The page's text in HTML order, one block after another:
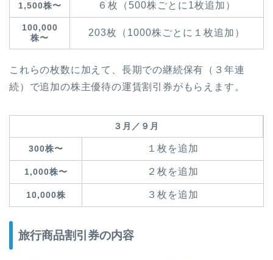
1,500株〜 ６枚（500株ごとに1枚追加）
100,000
株〜
203枚（1000株ごとに１枚追加）
これらの枚数に加えて、長期での継続保有（３年連
続）で追加の株主優待の運賃割引券がもらえます。
３月／９月
300株〜 １枚を追加
1,000株〜 ２枚を追加
10,000株 ３枚を追加
旅行商品割引券の内容